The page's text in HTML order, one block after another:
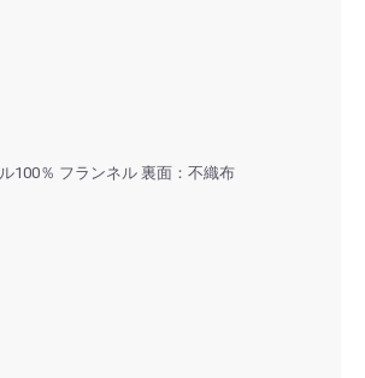
100％ フランネル 裏面：不織布